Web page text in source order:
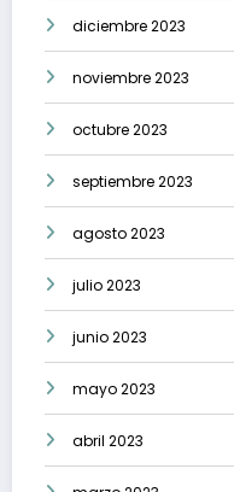
diciembre 2023
noviembre 2023
octubre 2023
septiembre 2023
agosto 2023
julio 2023
junio 2023
mayo 2023
abril 2023